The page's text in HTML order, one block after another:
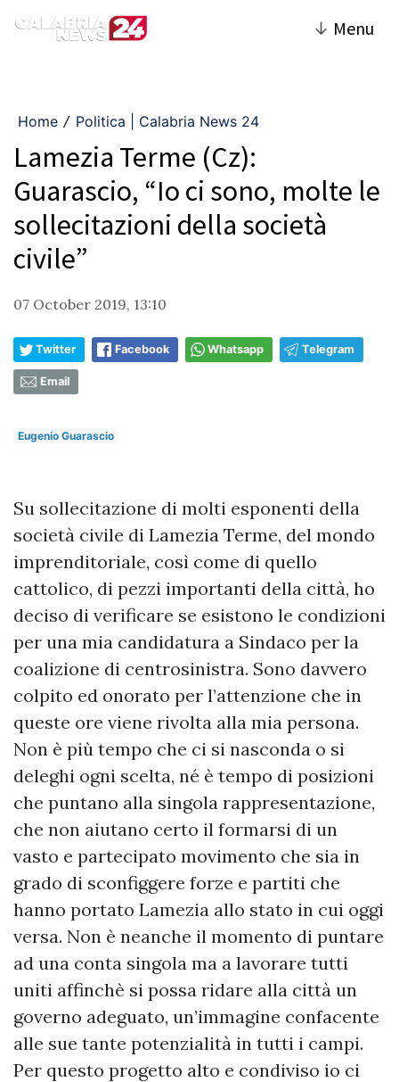
↓ Menu
Home / Politica | Calabria News 24
Lamezia Terme (Cz):
Guarascio, “Io ci sono, molte le
sollecitazioni della società
civile”
07 October 2019, 13:10
Twitter Facebook Whatsapp Telegram
Email
Eugenio Guarascio
Su sollecitazione di molti esponenti della
società civile di Lamezia Terme, del mondo
imprenditoriale, così come di quello
cattolico, di pezzi importanti della città, ho
deciso di verificare se esistono le condizioni
per una mia candidatura a Sindaco per la
coalizione di centrosinistra. Sono davvero
colpito ed onorato per l’attenzione che in
queste ore viene rivolta alla mia persona.
Non è più tempo che ci si nasconda o si
deleghi ogni scelta, né è tempo di posizioni
che puntano alla singola rappresentazione,
che non aiutano certo il formarsi di un
vasto e partecipato movimento che sia in
grado di sconfiggere forze e partiti che
hanno portato Lamezia allo stato in cui oggi
versa. Non è neanche il momento di puntare
ad una conta singola ma a lavorare tutti
uniti affinchè si possa ridare alla città un
governo adeguato, un’immagine confacente
alle sue tante potenzialità in tutti i campi.
Per questo progetto alto e condiviso io ci